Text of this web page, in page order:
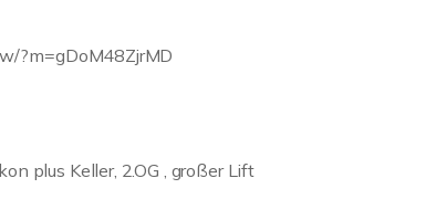
?m=gDoM48ZjrMD
plus Keller, 2.OG , großer Lift